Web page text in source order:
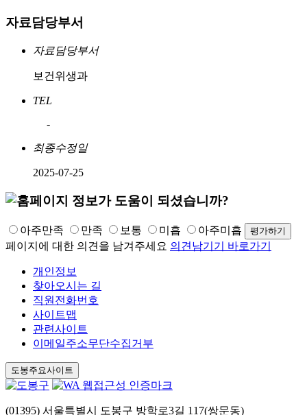
자료담당부서
자료담당부서
보건위생과
TEL
-
최종수정일
2025-07-25
아주만족 만족 보통 미흡
아주미흡
페이지에 대한 의견을 남겨주세요 의견남기기 바로가기
개인정보
찾아오시는 길
직원전화번호
사이트맵
관련사이트
이메일주소무단수집거부
도봉주요사이트
(01395) 서울특별시 도봉구 방학로3길 117(쌍문동)